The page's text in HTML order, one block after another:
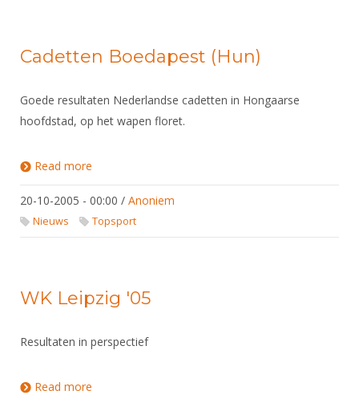
Cadetten Boedapest (Hun)
Goede resultaten Nederlandse cadetten in Hongaarse
hoofdstad, op het wapen floret.
Read more
20-10-2005 - 00:00 / Anoniem
Nieuws Topsport
WK Leipzig '05
Resultaten in perspectief
Read more